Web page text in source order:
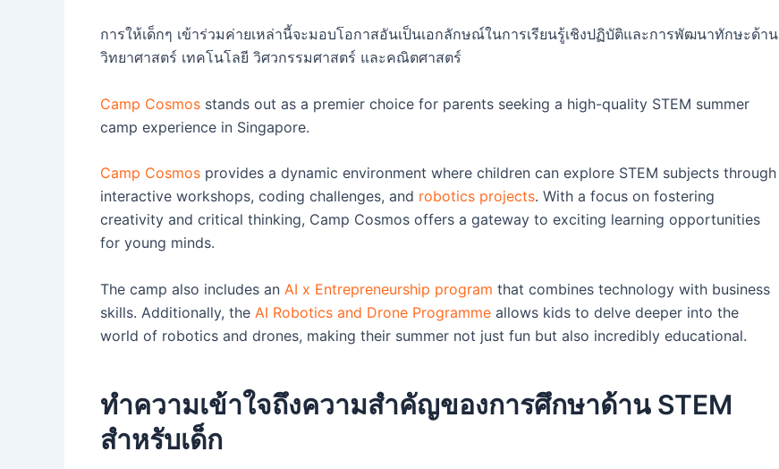
การให้เด็กๆ เข้าร่วมค่ายเหล่านี้จะมอบโอกาสอันเป็นเอกลักษณ์ในการเรียนรู้เชิงปฏิบัติและการพัฒนาทักษะด้าน
วิทยาศาสตร์ เทคโนโลยี วิศวกรรมศาสตร์ และคณิตศาสตร์
Camp Cosmos stands out as a premier choice for parents seeking a high-quality STEM summer
camp experience in Singapore.
Camp Cosmos provides a dynamic environment where children can explore STEM subjects through
interactive workshops, coding challenges, and robotics projects. With a focus on fostering
creativity and critical thinking, Camp Cosmos offers a gateway to exciting learning opportunities
for young minds.
The camp also includes an AI x Entrepreneurship program that combines technology with business
skills. Additionally, the AI Robotics and Drone Programme allows kids to delve deeper into the
world of robotics and drones, making their summer not just fun but also incredibly educational.
ทำความเข้าใจถึงความสำคัญของการศึกษาด้าน STEM
สำหรับเด็ก